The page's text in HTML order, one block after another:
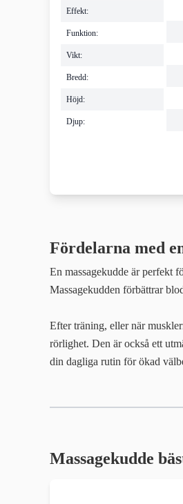
Effekt:
Funktion:
Vikt:
Bredd:
Höjd:
Djup:
Fördelarna med
En massagekudde är perfekt
Massagekudden förbättrar
Efter träning, eller när
rörlighet. Den är också ett
din dagliga rutin för ökad
Massagekudde